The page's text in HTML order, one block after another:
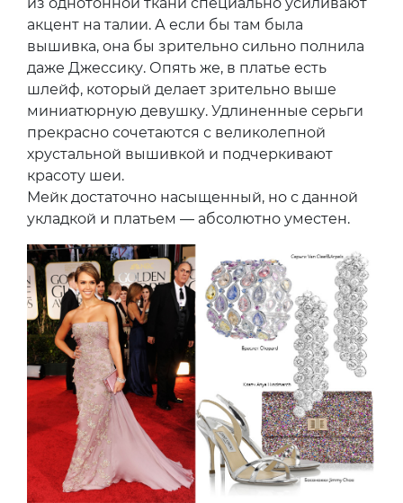
акцент на талии. А если бы там была
вышивка, она бы зрительно сильно полнила
даже Джессику. Опять же, в платье есть
шлейф, который делает зрительно выше
миниатюрную девушку. Удлиненные серьги
прекрасно сочетаются с великолепной
хрустальной вышивкой и подчеркивают
красоту шеи.
Мейк достаточно насыщенный, но с данной
укладкой и платьем — абсолютно уместен.